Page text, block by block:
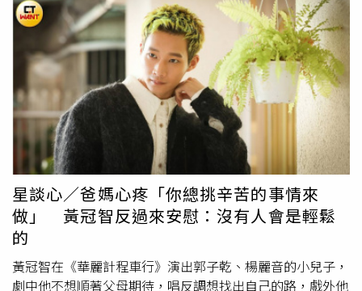
回：「乃哥！」幽默又有效果的回覆逗得現場一片歡樂。徐
新洋再發問，胡瓜本是藝人收入排行榜第一名，但隨後被超
過有什麼感想？對此，徐乃麟跳出來挺老友，表示胡瓜一個
節目就抵別人三個，「瓜哥永遠是第一！」兩人的好交情令
人感動。交換問答接著由胡釋安提問徐乃麟，徐乃麟劈頭就
開玩笑的發出警告：｢你知道我脾氣不好喔！」讓胡釋安當
場捏一把冷汗。被問到人生重來是否還會選擇
？浪漫體
質的徐乃麟給了霸氣回覆，直言和現在的老婆是命中注定，
胡瓜追問那下輩子呢？沒想到他再次肉麻發言：「人家都說
七世夫妻，我們今年是第七世！」在外是演藝圈綜藝大哥，
收工回歸家庭換上爸爸身分，是否有落差？徐新洋表示乃哥
在外風評火爆看似是急性子，但私底下的他是性格溫柔、給
予鼓勵型的爸爸，也幾乎未曾打罵過小孩，擁有反差的一
面；胡釋安則認為胡瓜在外和私底下相差不多，他是自己尊
敬的爸爸，同時也是演藝圈裡許多人的爸爸，可見胡瓜親和
星談心／爸媽心疼「你總挑辛苦的事情來
做」 黃冠智反過來安慰：沒有人會是輕鬆
的
黃冠智在《華麗計程車行》演出郭子乾、楊麗音的小兒子，
劇中他不想順著父母期待，唱反調想找出自己的路，戲外他